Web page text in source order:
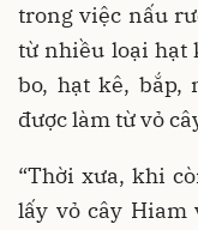
trong việc nấu
từ nhiều loại hạt
bo, hạt kê,
được làm từ vỏ
“Thời xưa, khi
lấy vỏ cây Hiam